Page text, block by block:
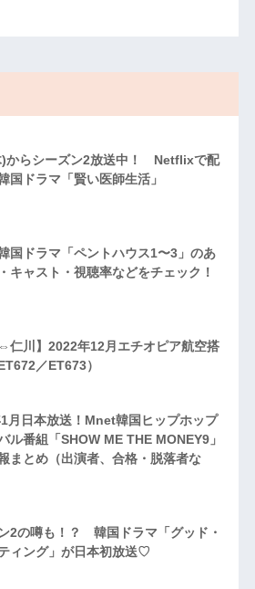
)からシーズン2放送中！ Netflixで配
国ドラマ「賢い医師生活」
国ドラマ「ペントハウス1〜3」のあ
キャスト・視聴率などをチェック！
⇔仁川】2022年12月エチオピア航空搭
／ET673）
月日本放送！Mnet韓国ヒップホップ
ル番組「SHOW ME THE MONEY9」
まとめ（出演者、合格・脱落者な
2の噂も！？ 韓国ドラマ「グッド・
ィング」が日本初放送♡